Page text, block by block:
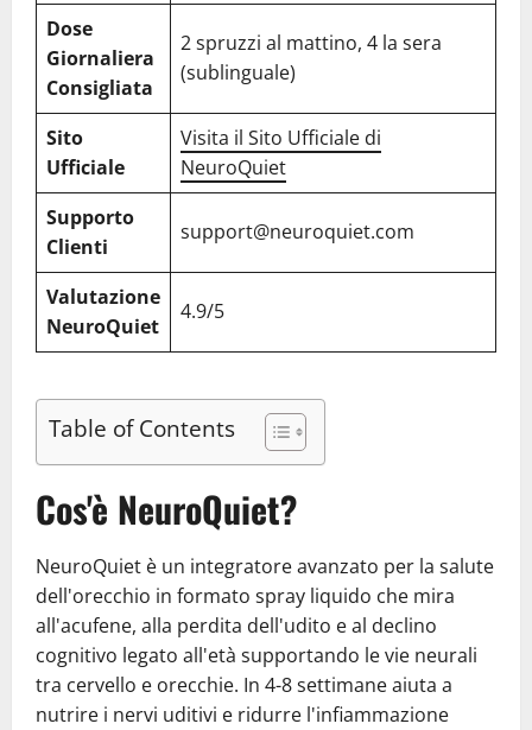
Dose
Giornaliera
Consigliata
2 spruzzi al mattino, 4 la sera
(sublinguale)
Sito
Ufficiale
Visita il Sito Ufficiale di
NeuroQuiet
Supporto
Clienti
support@neuroquiet.com
Valutazione
NeuroQuiet
4.9/5
Table of Contents
Cos'è NeuroQuiet?
NeuroQuiet è un integratore avanzato per la salute
dell'orecchio in formato spray liquido che mira
all'acufene, alla perdita dell'udito e al declino
cognitivo legato all'età supportando le vie neurali
tra cervello e orecchie. In 4-8 settimane aiuta a
nutrire i nervi uditivi e ridurre l'infiammazione